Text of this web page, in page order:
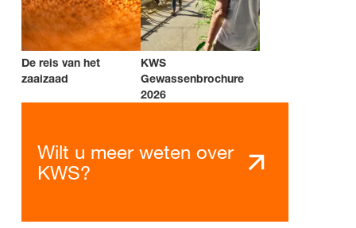
De reis van het
zaaizaad
KWS
Gewassenbrochure
2026
Wilt u meer weten over
KWS?